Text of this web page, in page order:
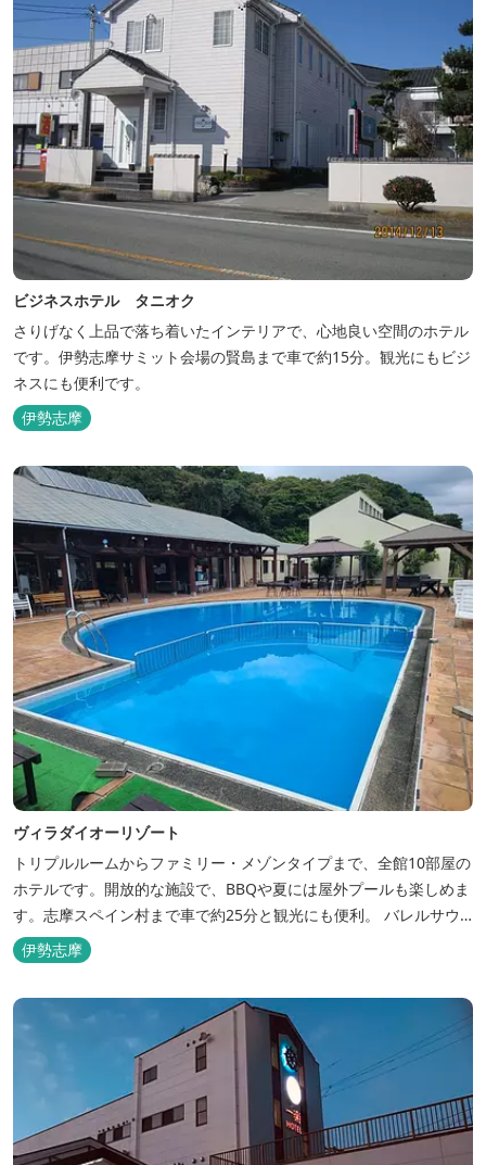
ビジネスホテル タニオク
さりげなく上品で落ち着いたインテリアで、心地良い空間のホテル
です。伊勢志摩サミット会場の賢島まで車で約15分。観光にもビジ
ネスにも便利です。
伊勢志摩
ヴィラダイオーリゾート
トリプルルームからファミリー・メゾンタイプまで、全館10部屋の
ホテルです。開放的な施設で、BBQや夏には屋外プールも楽しめま
す。志摩スペイン村まで車で約25分と観光にも便利。 バレルサウ
ナをはじめました。
伊勢志摩